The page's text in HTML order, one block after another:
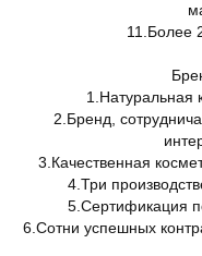
11.Более
1.Натуральная
2.Бренд,
3.Качественная
4.Три
5.Сертификация
6.Сотни успешных